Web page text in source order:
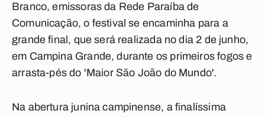
Branco, emissoras da Rede Paraíba de
Comunicação, o festival se encaminha para a
grande final, que será realizada no dia 2 de junho,
em Campina Grande, durante os primeiros fogos e
arrasta-pés do 'Maior São João do Mundo'.
Na abertura junina campinense, a finalíssima